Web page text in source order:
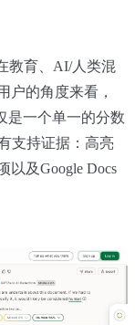
教育、AI/人类混
户的角度来看，
是一个单一的分数
支持证据：高亮
以及Google Docs